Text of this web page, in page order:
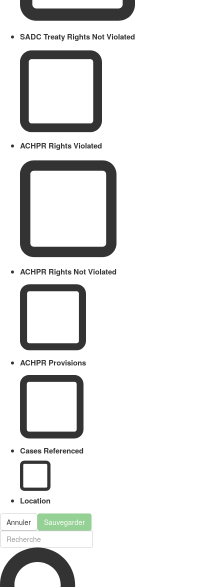
SADC Treaty Rights Not Violated
ACHPR Rights Violated
ACHPR Rights Not Violated
ACHPR Provisions
Cases Referenced
Location
Annuler Sauvegarder